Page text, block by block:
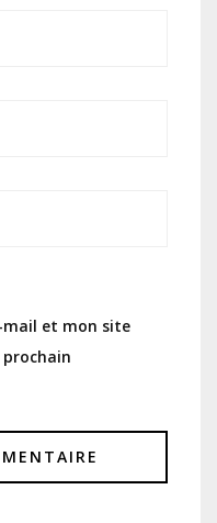
mail et mon site